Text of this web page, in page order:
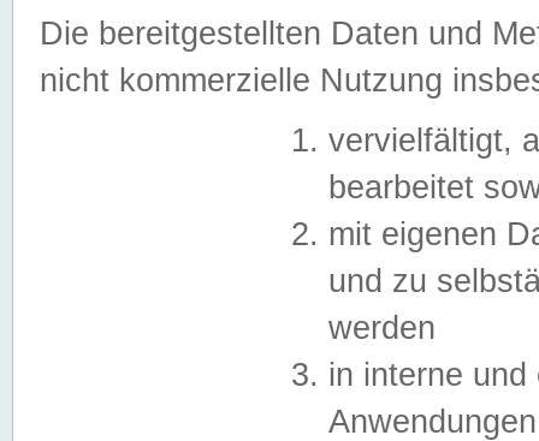
Die bereitgestellten Daten und
nicht kommerzielle Nutzung
vervielfältigt,
bearbeitet
mit eigenen
und zu
werden
in interne